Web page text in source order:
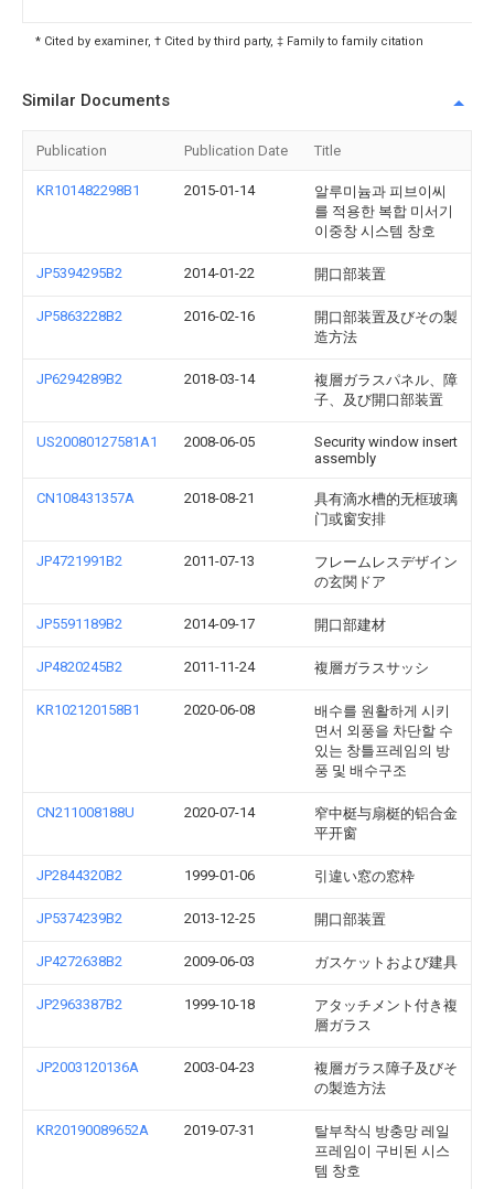
* Cited by examiner, † Cited by third party, ‡ Family to family citation
Similar Documents
Publication Publication Date Title
KR101482298B1 2015-01-14
알루미늄과 피브이씨
를 적용한 복합 미서기
이중창 시스템 창호
JP5394295B2 2014-01-22 開口部装置
JP5863228B2 2016-02-16
開口部装置及びその製
造方法
JP6294289B2 2018-03-14
複層ガラスパネル、障
子、及び開口部装置
US20080127581A1 2008-06-05
Security window insert
assembly
CN108431357A 2018-08-21
具有滴水槽的无框玻璃
门或窗安排
JP4721991B2 2011-07-13
フレームレスデザイン
の玄関ドア
JP5591189B2 2014-09-17 開口部建材
JP4820245B2 2011-11-24 複層ガラスサッシ
KR102120158B1 2020-06-08
배수를 원활하게 시키
면서 외풍을 차단할 수
있는 창틀프레임의 방
풍 및 배수구조
CN211008188U 2020-07-14
窄中梃与扇梃的铝合金
平开窗
JP2844320B2 1999-01-06 引違い窓の窓枠
JP5374239B2 2013-12-25 開口部装置
JP4272638B2 2009-06-03 ガスケットおよび建具
JP2963387B2 1999-10-18
アタッチメント付き複
層ガラス
JP2003120136A 2003-04-23
複層ガラス障子及びそ
の製造方法
KR20190089652A 2019-07-31
탈부착식 방충망 레일
프레임이 구비된 시스
템 창호